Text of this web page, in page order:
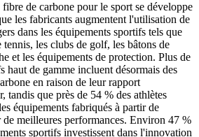
de carbone pour le sport se développe
les fabricants augmentent l'utilisation de
dans les équipements sportifs tels que
tennis, les clubs de golf, les bâtons de
et les équipements de protection. Plus de
haut de gamme incluent désormais des
en raison de leur rapport
tandis que près de 54 % des athlètes
équipements fabriqués à partir de
de meilleures performances. Environ 47 %
sportifs investissent dans l'innovation